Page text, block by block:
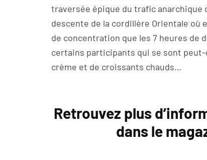
traversée épique du trafic anarchique
descente de la cordillère Orientale où
de concentration que les 7 heures de
certains participants qui se sont
crème et de croissants chauds…
Retrouvez plus
dans le